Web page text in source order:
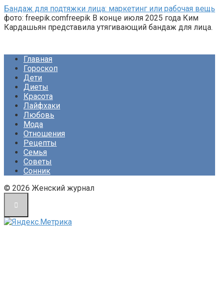
Бандаж для подтяжки лица: маркетинг или рабочая вещь
фото: freepik.comfreepik В конце июля 2025 года Ким
Кардашьян представила утягивающий бандаж для лица.
Главная
Гороскоп
Дети
Диеты
Красота
Лайфхаки
Любовь
Мода
Отношения
Рецепты
Семья
Советы
Сонник
© 2026 Женский журнал